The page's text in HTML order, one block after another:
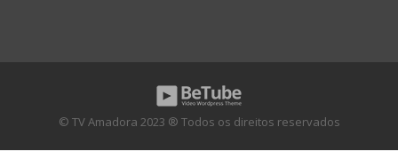
© TV Amadora 2023 ® Todos os direitos reservados